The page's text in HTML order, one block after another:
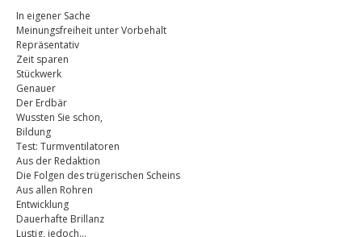
In eigener Sache
Meinungsfreiheit unter Vorbehalt
Repräsentativ
Zeit sparen
Stückwerk
Genauer
Der Erdbär
Wussten Sie schon,
Bildung
Test: Turmventilatoren
Aus der Redaktion
Die Folgen des trügerischen Scheins
Aus allen Rohren
Entwicklung
Dauerhafte Brillanz
Lustig, jedoch…